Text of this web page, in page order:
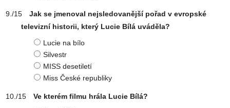
Jak se jmenoval nejsledovanější pořad v evropské
televizní historii, který Lucie Bílá uváděla?
Lucie na bílo
Silvestr
MISS desetiletí
Miss České republiky
Ve kterém filmu hrála Lucie Bílá?